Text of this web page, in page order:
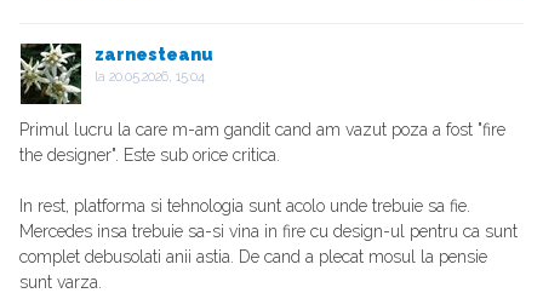
zarnesteanu
la 20.05.2026, 15:04
Primul lucru la care m-am gandit cand am vazut poza a fost "fire
the designer". Este sub orice critica.
In rest, platforma si tehnologia sunt acolo unde trebuie sa fie.
Mercedes insa trebuie sa-si vina in fire cu design-ul pentru ca sunt
complet debusolati anii astia. De cand a plecat mosul la pensie
sunt varza.